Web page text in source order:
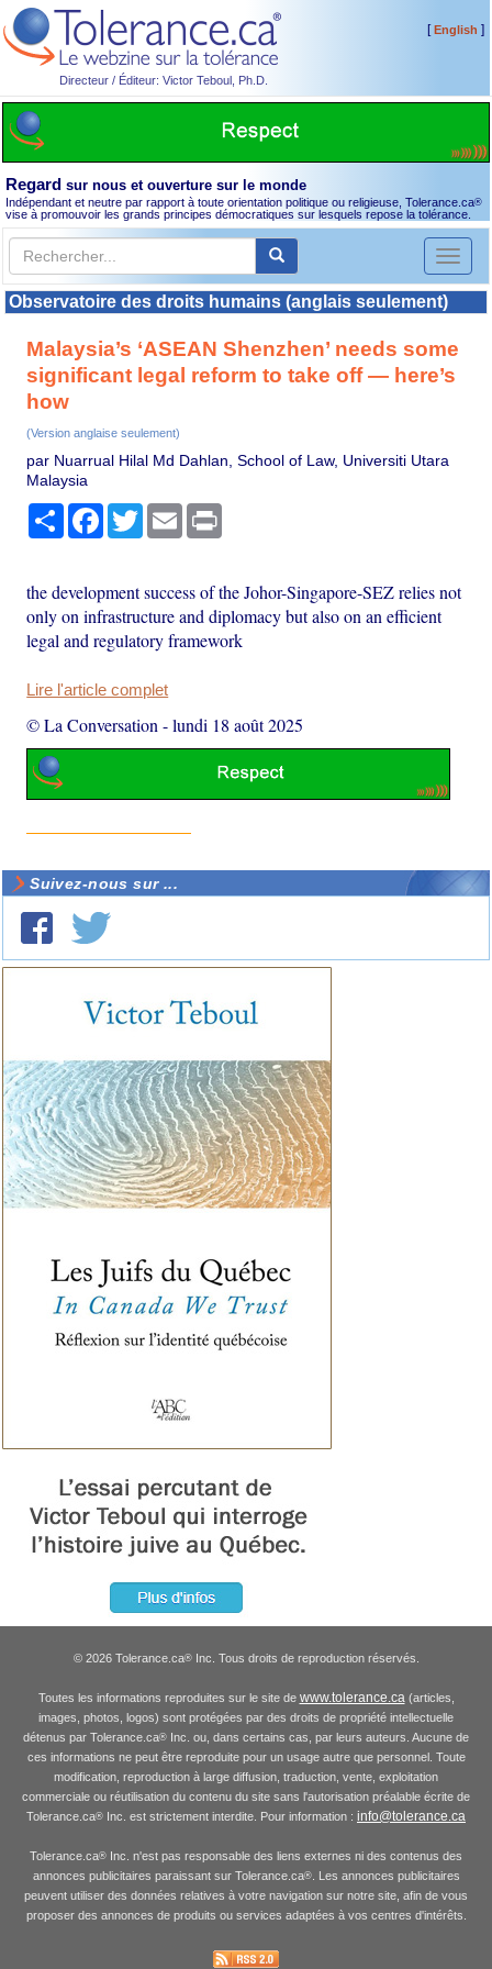
Directeur / Éditeur: Victor Teboul, Ph.D.
[English ]
Regard sur nous et ouverture sur le monde
Indépendant et neutre par rapport à toute orientation politique ou religieuse, Tolerance.ca®
vise à promouvoir les grands principes démocratiques sur lesquels repose la tolérance.
Toggle
Observatoire des droits humains (anglais seulement)
Malaysia’s ‘ASEAN Shenzhen’ needs some
significant legal reform to take off — here’s
how
(Version anglaise seulement)
par Nuarrual Hilal Md Dahlan, School of Law, Universiti Utara
Malaysia
PartagerFacebook
TwitterEmail
the development success of the Johor-Singapore-SEZ relies not
only on infrastructure and diplomacy but also on an efficient
legal and regulatory framework
Lire l'article complet
© La Conversation -lundi 18 août 2025
Suivez-nous sur ...
© 2026 Tolerance.ca®Inc. Tous droits de reproduction réservés.
Toutes les informations reproduites sur le site de www.tolerance.ca(articles,
images, photos, logos) sont protégées par des droits de propriété intellectuelle
détenus par Tolerance.ca® Inc. ou, dans certains cas, par leurs auteurs. Aucune de
ces informations ne peut être reproduite pour un usage autre que personnel. Toute
modification, reproduction à large diffusion, traduction, vente, exploitation
commerciale ou réutilisation du contenu du site sans l'autorisation préalable écrite de
Tolerance.ca® Inc. est strictement interdite. Pour information : info@tolerance.ca
Tolerance.ca® Inc. n'est pas responsable des liens externes ni des contenus des
annonces publicitaires paraissant sur Tolerance.ca®. Les annonces publicitaires
peuvent utiliser des données relatives à votre navigation sur notre site, afin de vous
proposer des annonces de produits ou services adaptées à vos centres d'intérêts.